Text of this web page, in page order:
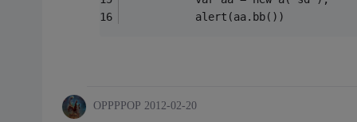
           alert(aa.bb())
OPPPPOP 2012-02-20